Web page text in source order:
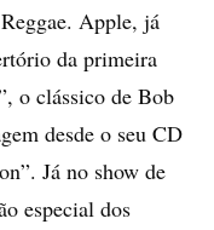
Apple, já
da primeira
o clássico de Bob
desde o seu CD
Já no show de
especial dos